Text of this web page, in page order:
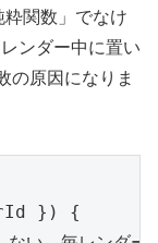
関数」でなけ
ンダー中に置い
の原因になりま
}) {